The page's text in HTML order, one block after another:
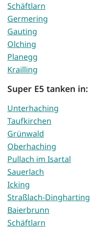
Schäftlarn
Germering
Gauting
Olching
Planegg
Krailling
Super E5 tanken in:
Unterhaching
Taufkirchen
Grünwald
Oberhaching
Pullach im Isartal
Sauerlach
Icking
Straßlach-Dingharting
Baierbrunn
Schäftlarn